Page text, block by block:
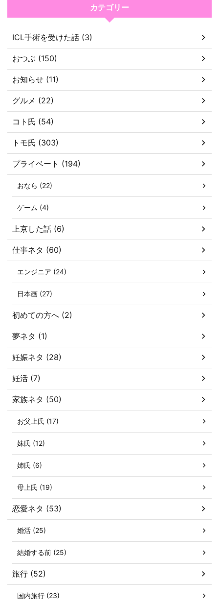
カテゴリー
ICL手術を受けた話 (3)
おつぶ (150)
お知らせ (11)
グルメ (22)
コト氏 (54)
トモ氏 (303)
プライベート (194)
おなら (22)
ゲーム (4)
上京した話 (6)
仕事ネタ (60)
エンジニア (24)
日本画 (27)
初めての方へ (2)
夢ネタ (1)
妊娠ネタ (28)
妊活 (7)
家族ネタ (50)
お父上氏 (17)
妹氏 (12)
姉氏 (6)
母上氏 (19)
恋愛ネタ (53)
婚活 (25)
結婚する前 (25)
旅行 (52)
国内旅行 (23)